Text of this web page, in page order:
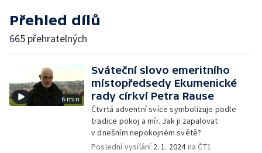
Přehled dílů
665 přehratelných
6 min
Sváteční slovo emeritního
místopředsedy Ekumenické
rady církví Petra Rause
Čtvrtá adventní svíce symbolizuje podle
tradice pokoj a mír. Jak ji zapalovat
v dnešním nepokojném světě?
Poslední vysílání 2. 1. 2024na ČT1